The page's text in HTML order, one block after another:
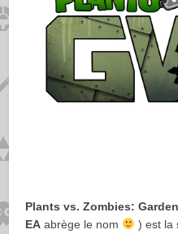
Plants vs. Zombies:
EA abrège le nom
) est la